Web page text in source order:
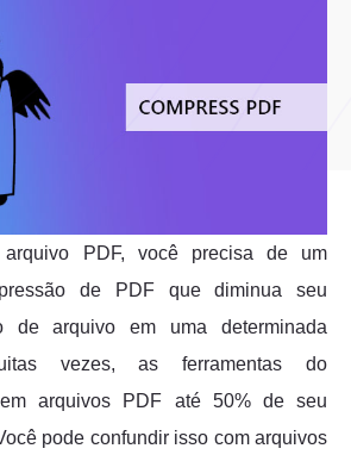
PDF, você precisa de um
de PDF que diminua seu
de arquivo em uma determinada
vezes, as ferramentas do
arquivos PDF até 50% de seu
pode confundir isso com arquivos